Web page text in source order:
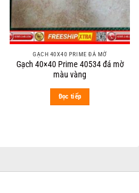
GẠCH 40X40 PRIME ĐÁ MỜ
Gạch 40×40 Prime 40534 đá mờ
màu vàng
Đọc tiếp